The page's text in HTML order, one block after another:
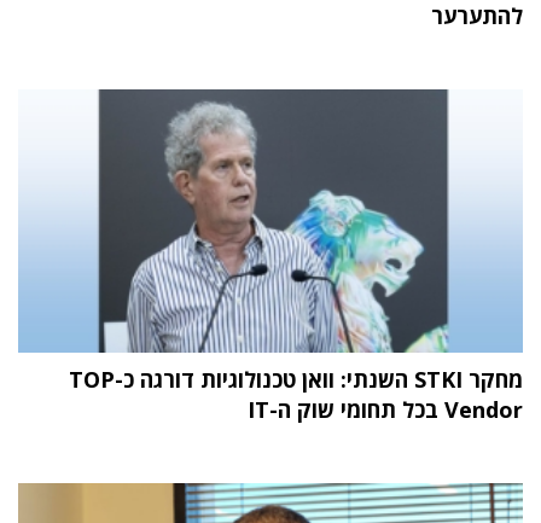
להתערער
מחקר STKI השנתי: וואן טכנולוגיות דורגה כ-TOP
Vendor בכל תחומי שוק ה-IT